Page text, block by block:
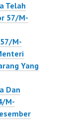
Telah
57/M-
M-
Yang
Dan
M-